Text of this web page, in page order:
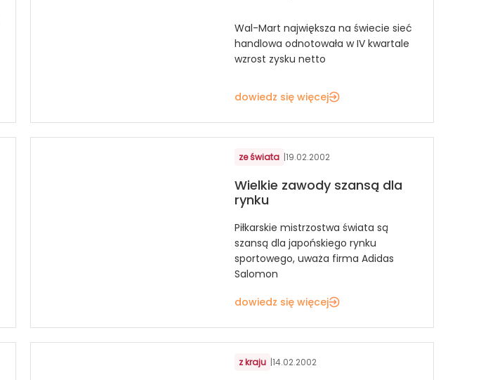
Wal-Mart największa na świecie sieć
handlowa odnotowała w IV kwartale
wzrost zysku netto
dowiedz się więcej
ze świata |19.02.2002
Wielkie zawody szansą dla
rynku
Piłkarskie mistrzostwa świata są
szansą dla japońskiego rynku
sportowego, uważa firma Adidas
Salomon
dowiedz się więcej
z kraju |14.02.2002